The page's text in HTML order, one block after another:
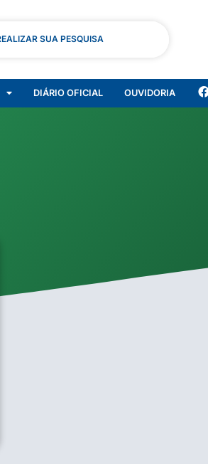
SUA PESQUISA
DIÁRIO OFICIAL OUVIDORIA